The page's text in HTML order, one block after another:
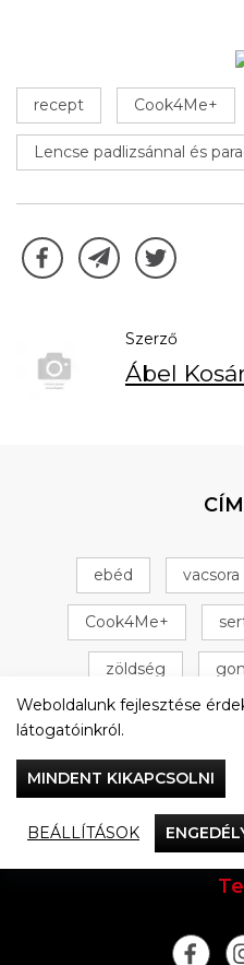
recept Cook4Me+
Lencse padlizsánnal és
Szerző
Ábel
ebéd vacsora
Cook4Me+
zöldség
Tefal Cook4Me+
Weboldalunk fejlesztése
látogatóinkról.
MINDENT KIKAPCSOLNI
BEÁLLÍTÁSOK